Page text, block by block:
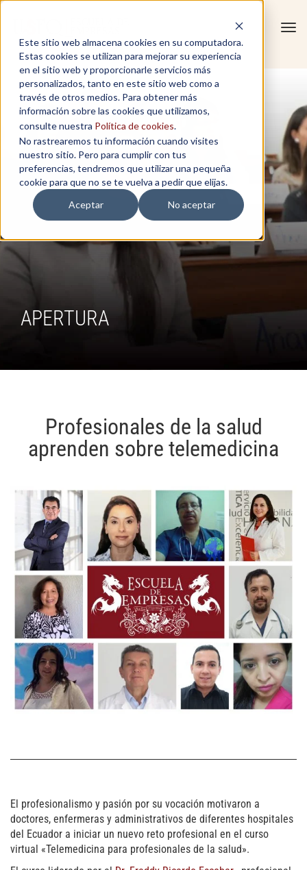
Este sitio web almacena cookies en su computadora.
Estas cookies se utilizan para mejorar su experiencia
en el sitio web y proporcionarle servicios más
personalizados, tanto en este sitio web como a
través de otros medios. Para obtener más
información sobre las cookies que utilizamos,
consulte nuestra Política de cookies.
No rastrearemos tu información cuando visites
nuestro sitio. Pero para cumplir con tus
preferencias, tendremos que utilizar una pequeña
cookie para que no se te vuelva a pedir que elijas.
Aceptar
No aceptar
APERTURA
Profesionales de la salud
aprenden sobre telemedicina
El profesionalismo y pasión por su vocación motivaron a
doctores, enfermeras y administrativos de diferentes hospitales
del Ecuador a iniciar un nuevo reto profesional en el curso
virtual «Telemedicina para profesionales de la salud».